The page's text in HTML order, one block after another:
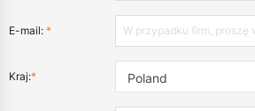
E-mail: *
Kraj:* Poland